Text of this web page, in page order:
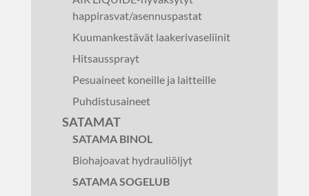
happirasvat/asennuspastat
Kuumankestävät laakerivaseliinit
Hitsaussprayt
Pesuaineet koneille ja laitteille
Puhdistusaineet
SATAMAT
SATAMA BINOL
Biohajoavat hydrauliöljyt
SATAMA SOGELUB